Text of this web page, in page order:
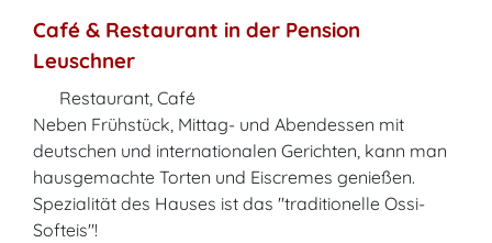
Café & Restaurant in der Pension
Leuschner
Restaurant, Café
Neben Frühstück, Mittag- und Abendessen mit
deutschen und internationalen Gerichten, kann man
hausgemachte Torten und Eiscremes genießen.
Spezialität des Hauses ist das "traditionelle Ossi-
Softeis"!